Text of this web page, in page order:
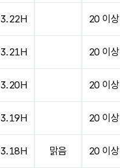
3.22H 20 이상
3.21H 20 이상
3.20H 20 이상
3.19H 20 이상
3.18H 맑음 20 이상